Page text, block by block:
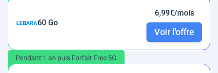
60 Go
6,99€/mois
Voir l'offre
Pendant 1 an puis Forfait Free 5G